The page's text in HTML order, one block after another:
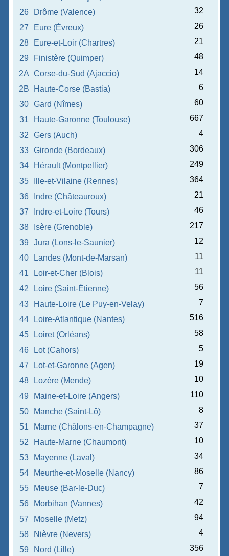
26
Drôme (Valence)
32
27
Eure (Évreux)
26
28
Eure-et-Loir (Chartres)
21
29
Finistère (Quimper)
48
2A Corse-du-Sud (Ajaccio)
14
2B
Haute-Corse (Bastia)
6
30
Gard (Nîmes)
60
31
Haute-Garonne (Toulouse)
667
32
Gers (Auch)
4
33
Gironde (Bordeaux)
306
34
Hérault (Montpellier)
249
35
Ille-et-Vilaine (Rennes)
364
36
Indre (Châteauroux)
21
37
Indre-et-Loire (Tours)
46
38
Isère (Grenoble)
217
39
Jura (Lons-le-Saunier)
12
40
Landes (Mont-de-Marsan)
11
41
Loir-et-Cher (Blois)
11
42
Loire (Saint-Étienne)
56
43
Haute-Loire (Le Puy-en-Velay)
7
44
Loire-Atlantique (Nantes)
516
45
Loiret (Orléans)
58
46
Lot (Cahors)
5
47
Lot-et-Garonne (Agen)
19
48
Lozère (Mende)
10
49
Maine-et-Loire (Angers)
110
50
Manche (Saint-Lô)
8
51
Marne (Châlons-en-Champagne)
37
52
Haute-Marne (Chaumont)
10
53
Mayenne (Laval)
34
54
Meurthe-et-Moselle (Nancy)
86
55
Meuse (Bar-le-Duc)
7
56
Morbihan (Vannes)
42
57
Moselle (Metz)
94
58
Nièvre (Nevers)
4
59
Nord (Lille)
356